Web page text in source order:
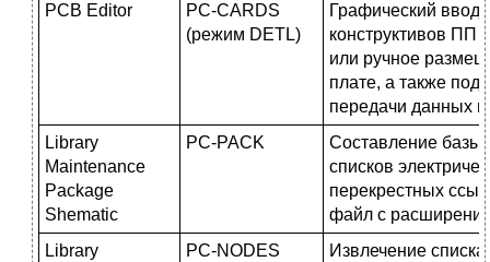
PCB Editor
PC-CARDS
(режим DETL)
Графический ввод
конструктивов ПП
или ручное
плате, а также
передачи данных
Library
Maintenance
Package
Shematic
PC-PACK
Составление
списков
перекрестных
файл с
Library
PC-NODES
Извлечение списка